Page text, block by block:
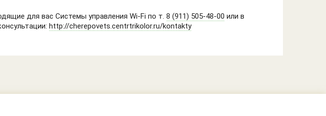
для вас Системы управления Wi-Fi по т. 8 (911) 505-48-00 или в
http://cherepovets.centrtrikolor.ru/kontakty